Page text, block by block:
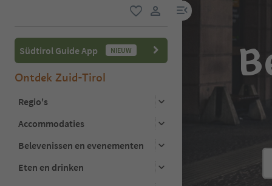
gebruikerslink
menulink
Südtirol Guide App NIEUW
Ontdek Zuid-Tirol
Regio's
Accommodaties
Belevenissen en evenementen
Eten en drinken